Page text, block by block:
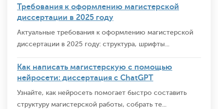
Требования к оформлению магистерской
диссертации в 2025 году
Актуальные требования к оформлению магистерской
диссертации в 2025 году: структура, шрифты...
Как написать магистерскую с помощью
нейросети: диссертация с ChatGPT
Узнайте, как нейросеть помогает быстро составить
структуру магистерской работы, собрать те...